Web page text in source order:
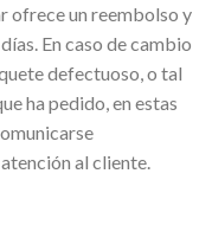
ofrece un reembolso y
En caso de cambio
defectuoso, o tal
ha pedido, en estas
al cliente.